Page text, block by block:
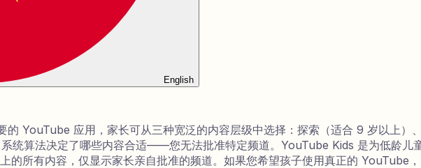
English
的 YouTube 应用，家长可从三种宽泛的内容层级中选择：探索（适合 9 岁以上）
统算法决定了哪些内容合适——您无法批准特定频道。YouTube Kids 是为低龄
的所有内容，仅显示家长亲自批准的频道。如果您希望孩子使用真正的 YouTube